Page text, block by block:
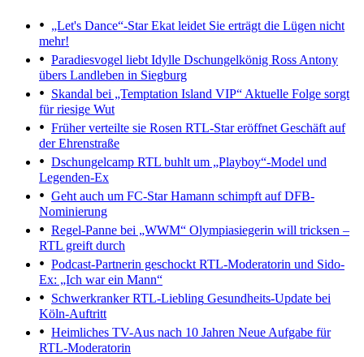
„Let's Dance“-Star Ekat leidet Sie erträgt die Lügen nicht
mehr!
Paradiesvogel liebt Idylle Dschungelkönig Ross Antony
übers Landleben in Siegburg
Skandal bei „Temptation Island VIP“ Aktuelle Folge sorgt
für riesige Wut
Früher verteilte sie Rosen RTL-Star eröffnet Geschäft auf
der Ehrenstraße
Dschungelcamp RTL buhlt um „Playboy“-Model und
Legenden-Ex
Geht auch um FC-StarHamann schimpft auf DFB-
Nominierung
Regel-Panne bei „WWM“ Olympiasiegerin will tricksen –
RTL greift durch
Podcast-Partnerin geschockt RTL-Moderatorin und Sido-
Ex: „Ich war ein Mann“
Schwerkranker RTL-Liebling Gesundheits-Update bei
Köln-Auftritt
Heimliches TV-Aus nach 10 Jahren Neue Aufgabe für
RTL-Moderatorin